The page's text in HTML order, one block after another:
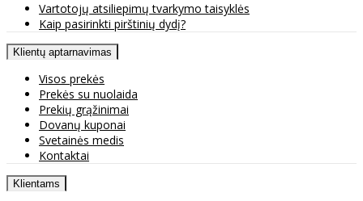
Vartotojų atsiliepimų tvarkymo taisyklės
Kaip pasirinkti pirštinių dydį?
Klientų aptarnavimas
Visos prekės
Prekės su nuolaida
Prekių grąžinimai
Dovanų kuponai
Svetainės medis
Kontaktai
Klientams